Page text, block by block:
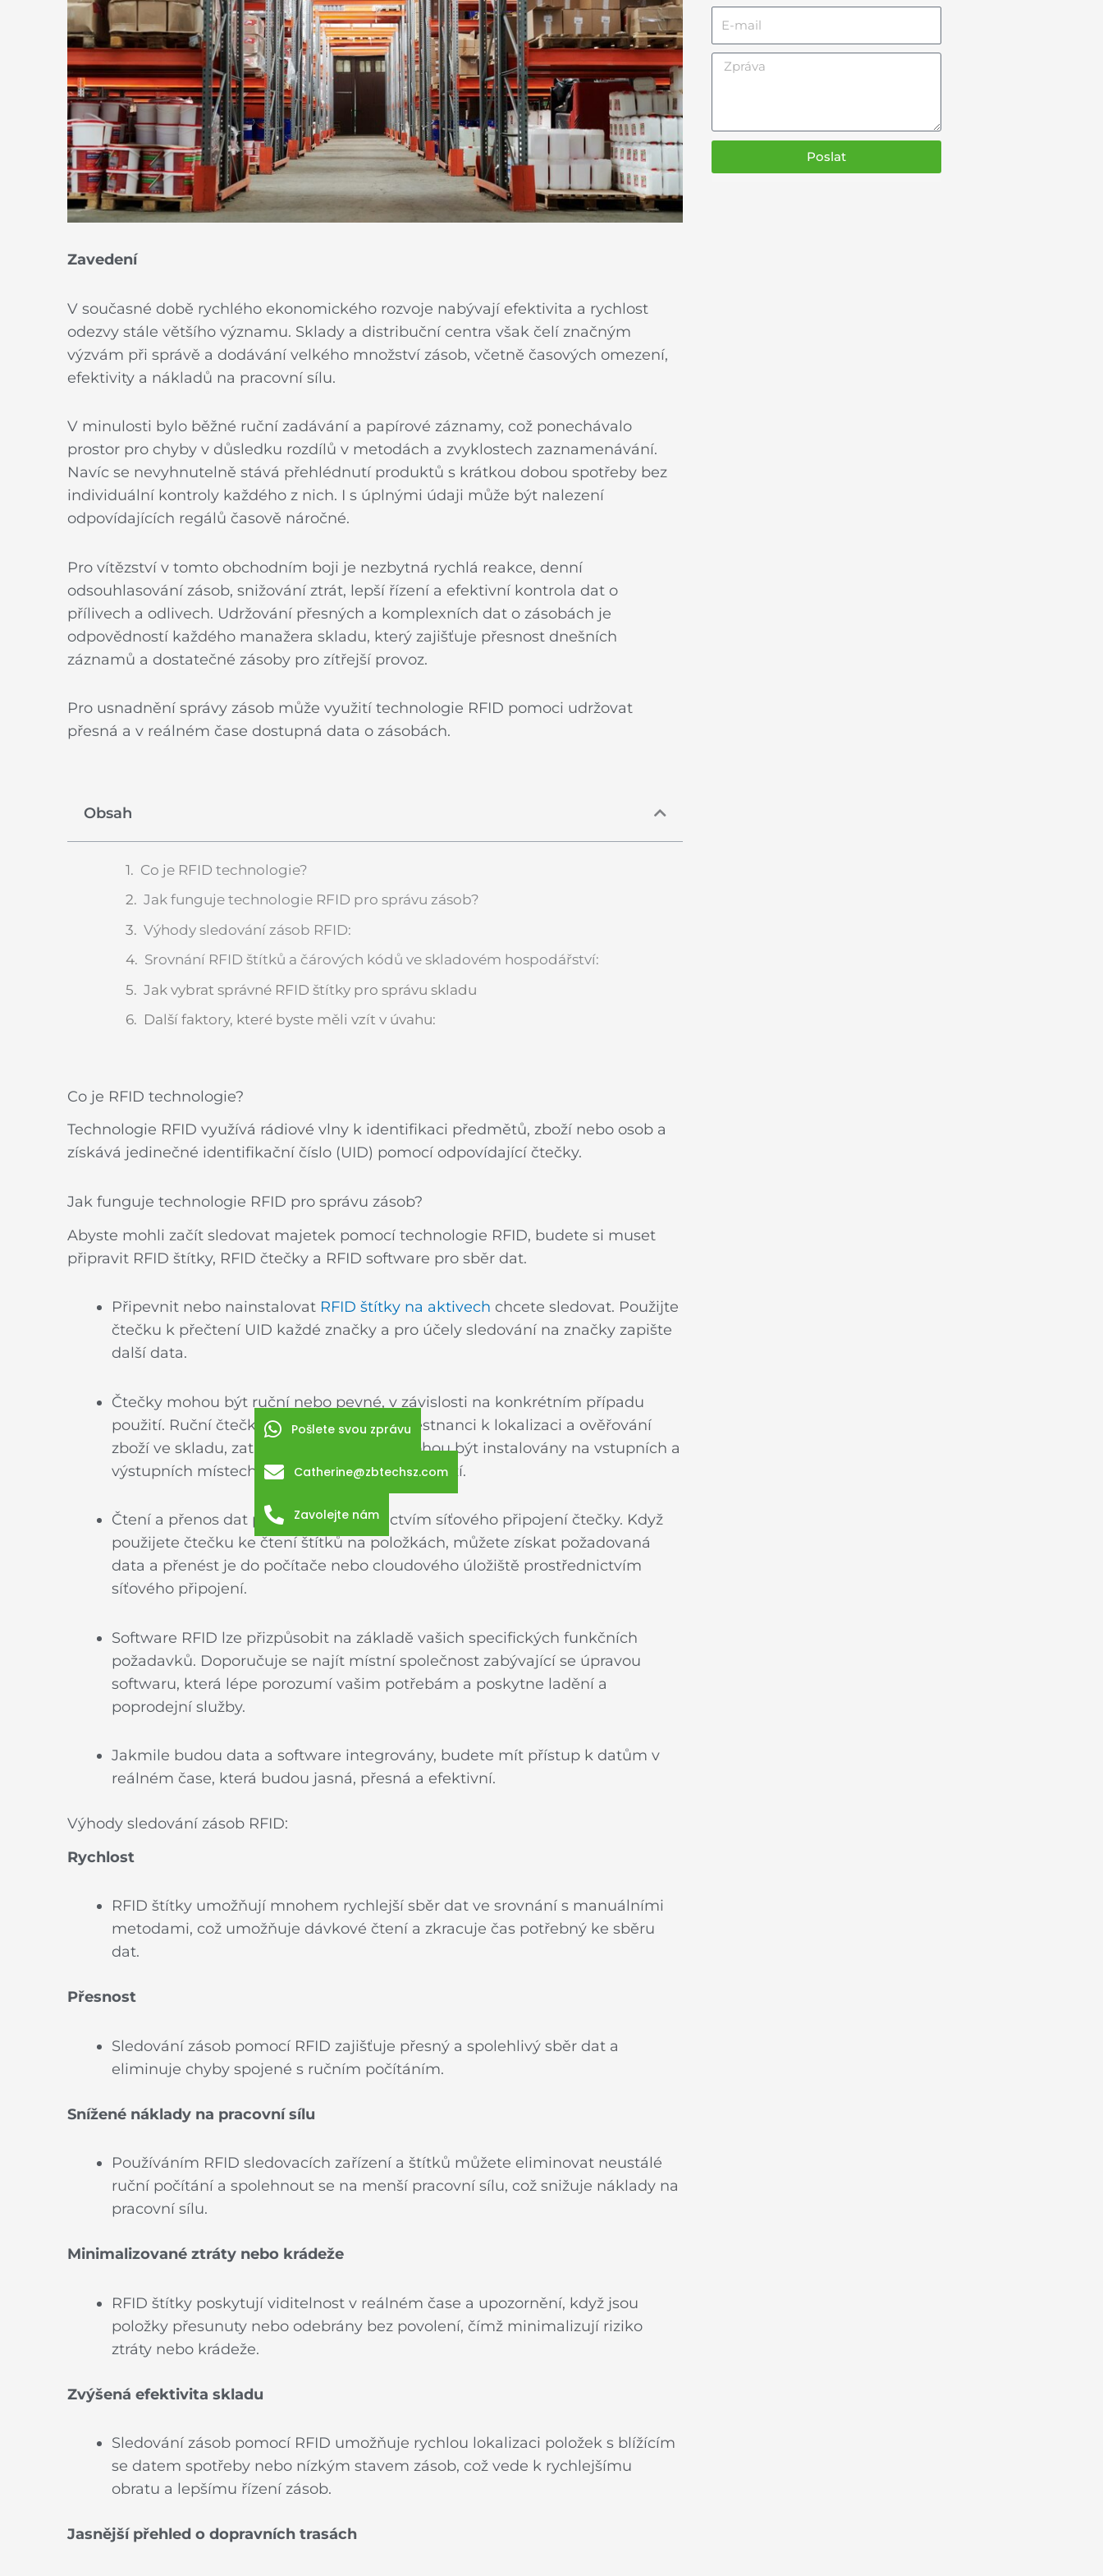
Zavedení
V současné době rychlého ekonomického rozvoje nabývají efektivita a rychlost
odezvy stále většího významu. Sklady a distribuční centra však čelí značným
výzvám při správě a dodávání velkého množství zásob, včetně časových omezení,
efektivity a nákladů na pracovní sílu.
V minulosti bylo běžné ruční zadávání a papírové záznamy, což ponechávalo
prostor pro chyby v důsledku rozdílů v metodách a zvyklostech zaznamenávání.
Navíc se nevyhnutelně stává přehlédnutí produktů s krátkou dobou spotřeby bez
individuální kontroly každého z nich. I s úplnými údaji může být nalezení
odpovídajících regálů časově náročné.
Pro vítězství v tomto obchodním boji je nezbytná rychlá reakce, denní
odsouhlasování zásob, snižování ztrát, lepší řízení a efektivní kontrola dat o
přílivech a odlivech. Udržování přesných a komplexních dat o zásobách je
odpovědností každého manažera skladu, který zajišťuje přesnost dnešních
záznamů a dostatečné zásoby pro zítřejší provoz.
Pro usnadnění správy zásob může využití technologie RFID pomoci udržovat
přesná a v reálném čase dostupná data o zásobách.
Obsah
Co je RFID technologie?
Jak funguje technologie RFID pro správu zásob?
Výhody sledování zásob RFID:
Srovnání RFID štítků a čárových kódů ve skladovém hospodářství:
Jak vybrat správné RFID štítky pro správu skladu
Další faktory, které byste měli vzít v úvahu:
Co je RFID technologie?
Technologie RFID využívá rádiové vlny k identifikaci předmětů, zboží nebo osob a
získává jedinečné identifikační číslo (UID) pomocí odpovídající čtečky.
Jak funguje technologie RFID pro správu zásob?
Abyste mohli začít sledovat majetek pomocí technologie RFID, budete si muset
připravit RFID štítky, RFID čtečky a RFID software pro sběr dat.
Připevnit nebo nainstalovat RFID štítky na aktivech chcete sledovat. Použijte
čtečku k přečtení UID každé značky a pro účely sledování na značky zapište
další data.
Čtečky mohou být ruční nebo pevné, v závislosti na konkrétním případu
použití. Ruční čtečky často používají zaměstnanci k lokalizaci a ověřování
zboží ve skladu, zatímco pevné čtečky mohou být instalovány na vstupních a
výstupních místech pro sledování pohybu zboží.
Čtení a přenos dat probíhá prostřednictvím síťového připojení čtečky. Když
použijete čtečku ke čtení štítků na položkách, můžete získat požadovaná
data a přenést je do počítače nebo cloudového úložiště prostřednictvím
síťového připojení.
Software RFID lze přizpůsobit na základě vašich specifických funkčních
požadavků. Doporučuje se najít místní společnost zabývající se úpravou
softwaru, která lépe porozumí vašim potřebám a poskytne ladění a
poprodejní služby.
Jakmile budou data a software integrovány, budete mít přístup k datům v
reálném čase, která budou jasná, přesná a efektivní.
Výhody sledování zásob RFID:
Rychlost
RFID štítky umožňují mnohem rychlejší sběr dat ve srovnání s manuálními
metodami, což umožňuje dávkové čtení a zkracuje čas potřebný ke sběru
dat.
Přesnost
Sledování zásob pomocí RFID zajišťuje přesný a spolehlivý sběr dat a
eliminuje chyby spojené s ručním počítáním.
Snížené náklady na pracovní sílu
Používáním RFID sledovacích zařízení a štítků můžete eliminovat neustálé
ruční počítání a spolehnout se na menší pracovní sílu, což snižuje náklady na
pracovní sílu.
Minimalizované ztráty nebo krádeže
RFID štítky poskytují viditelnost v reálném čase a upozornění, když jsou
položky přesunuty nebo odebrány bez povolení, čímž minimalizují riziko
ztráty nebo krádeže.
Zvýšená efektivita skladu
Sledování zásob pomocí RFID umožňuje rychlou lokalizaci položek s blížícím
se datem spotřeby nebo nízkým stavem zásob, což vede k rychlejšímu
obratu a lepšímu řízení zásob.
Jasnější přehled o dopravních trasách
E-
mail
Zpráva
Poslat
Pošlete svou zprávu
Catherine@zbtechsz.com
Zavolejte nám